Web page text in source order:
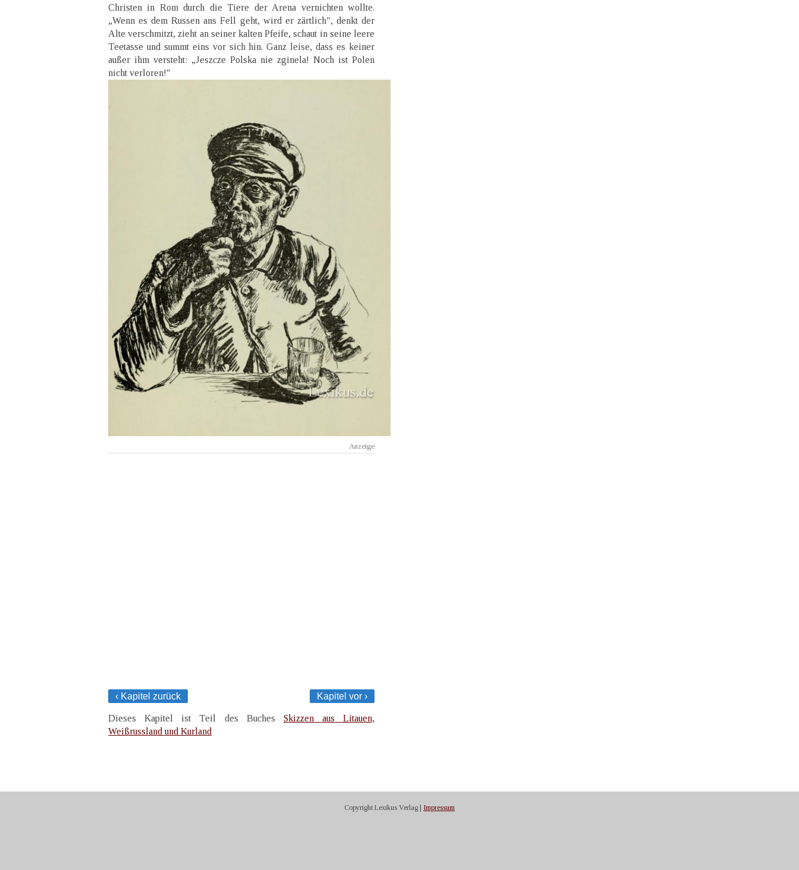
Christen in Rom durch die Tiere der Arena vernichten wollte.
„Wenn es dem Russen ans Fell geht, wird er zärtlich", denkt der
Alte verschmitzt, zieht an seiner kalten Pfeife, schaut in seine leere
Teetasse und summt eins vor sich hin. Ganz leise, dass es keiner
außer ihm versteht: „Jeszcze Polska nie zginela! Noch ist Polen
nicht verloren!"
‹ Kapitel zurück Kapitel vor ›
Dieses Kapitel ist Teil des Buches Skizzen aus Litauen,
Weißrussland und Kurland
Copyright Lexikus Verlag | Impressum